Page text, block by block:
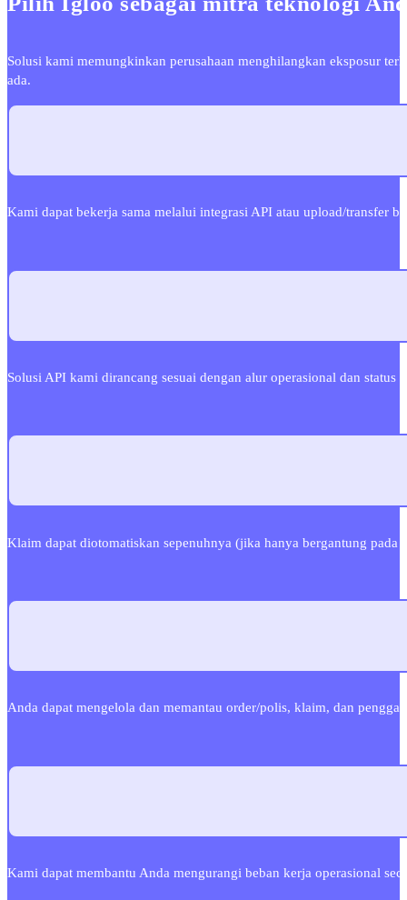
Solusi kami memungkinkan perusahaan menghilangkan eksposur
ada.
Kami dapat bekerja sama melalui integrasi API atau upload/transfer
Solusi API kami dirancang sesuai dengan alur operasional dan status
Klaim dapat diotomatiskan sepenuhnya (jika hanya bergantung pada
Anda dapat mengelola dan memantau order/polis, klaim, dan
Kami dapat membantu Anda mengurangi beban kerja operasional